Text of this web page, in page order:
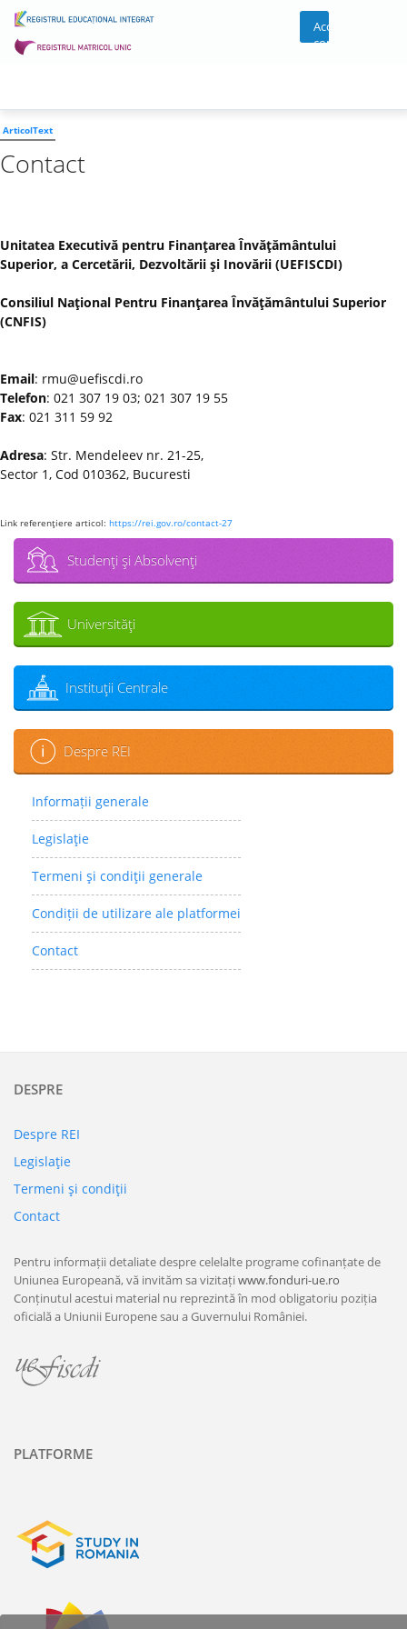
Acces
cont
ArticolText
Contact
Unitatea Executivă pentru Finanţarea Învăţământului
Superior, a Cercetării, Dezvoltării şi Inovării (UEFISCDI)
Consiliul Naţional Pentru Finanţarea Învăţământului Superior
(CNFIS)
Email: rmu@uefiscdi.ro
Telefon: 021 307 19 03; 021 307 19 55
Fax: 021 311 59 92
Adresa: Str. Mendeleev nr. 21-25,
Sector 1, Cod 010362, Bucuresti
Link referenţiere articol: https://rei.gov.ro/contact-27
Studenţi şi Absolvenţi
Universităţi
Instituţii Centrale
Despre REI
Informații generale
Legislaţie
Termeni şi condiţii generale
Condiții de utilizare ale platformei
Contact
DESPRE
Despre REI
Legislaţie
Termeni şi condiţii
Contact
Pentru informații detaliate despre celelalte programe cofinanțate de
Uniunea Europeană, vă invităm sa vizitațiwww.fonduri-ue.ro
Conținutul acestui material nu reprezintă în mod obligatoriu poziția
oficială a Uniunii Europene sau a Guvernului României.
PLATFORME